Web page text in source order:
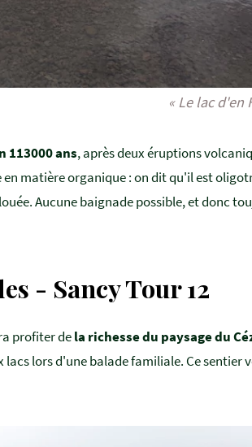
« Le lac d'en
113000 ans, après deux éruptions
matière organique : on dit qu'il est
Aucune baignade possible, et donc
- Sancy Tour 12
profiter dela richesse du paysage du
lacs lors d'une balade familiale. Ce